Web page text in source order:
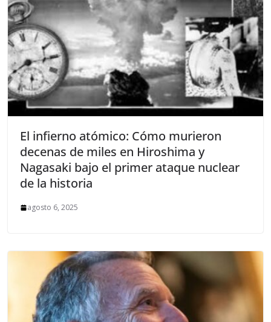
El infierno atómico: Cómo murieron
decenas de miles en Hiroshima y
Nagasaki bajo el primer ataque nuclear
de la historia
agosto 6, 2025